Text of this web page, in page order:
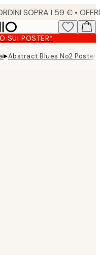
SUI POSTER*
▸Abstract Blues No2 Poster